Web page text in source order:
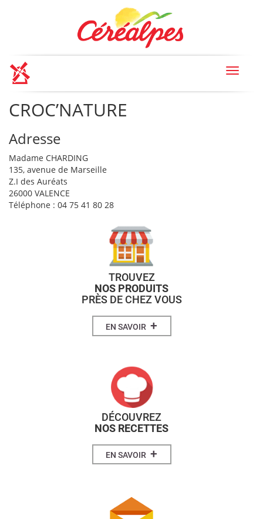
Toggle
CROC’NATURE
Adresse
Madame CHARDING
135, avenue de Marseille
Z.I des Auréats
26000 VALENCE
Téléphone : 04 75 41 80 28
TROUVEZ
NOS PRODUITS
PRÈS DE CHEZ VOUS
EN SAVOIR +
DÉCOUVREZ
NOS RECETTES
EN SAVOIR +